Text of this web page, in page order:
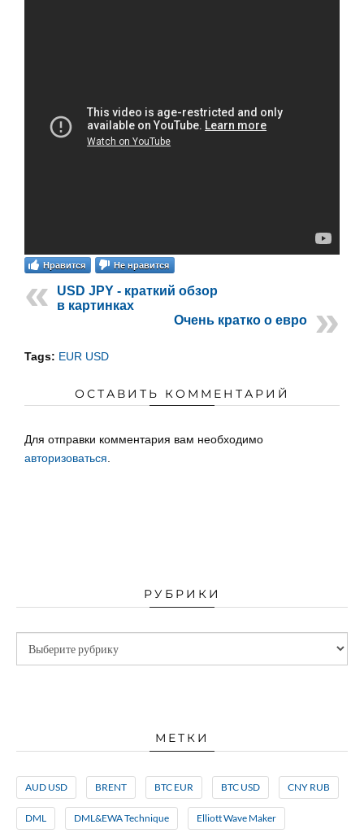
Нравится Не нравится
USD JPY - краткий обзор
в картинках
Очень кратко о евро
Tags: EUR USD
ОСТАВИТЬ КОММЕНТАРИЙ
Для отправки комментария вам необходимо
авторизоваться
РУБРИКИ
МЕТКИ
AUD USD BRENT BTC EUR BTC USD CNY RUB
DML DML&EWA Technique Elliott Wave Maker